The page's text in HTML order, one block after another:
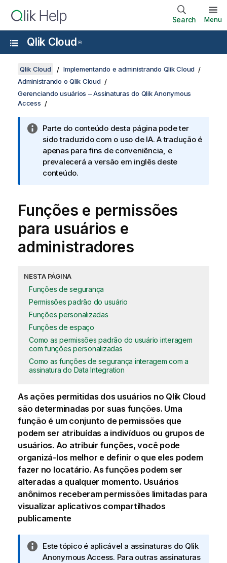
Search Menu
Qlik Cloud ®
Qlik Cloud
Implementando e administrando Qlik Cloud
Administrando o Qlik Cloud
Gerenciando usuários – Assinaturas do Qlik Anonymous
Access
Parte do conteúdo desta página pode ter
sido traduzido com o uso de IA. A tradução é
apenas para fins de conveniência, e
prevalecerá a versão em inglês deste
conteúdo.
Funções e permissões
para usuários e
administradores
NESTA PÁGINA
Funções de segurança
Permissões padrão do usuário
Funções personalizadas
Funções de espaço
Como as permissões padrão do usuário interagem
com funções personalizadas
Como as funções de segurança interagem com a
assinatura do Data Integration
As ações permitidas dos usuários no Qlik Cloud
são determinadas por suas funções. Uma
função é um conjunto de permissões que
podem ser atribuídas a indivíduos ou grupos de
usuários. Ao atribuir funções, você pode
organizá-los melhor e definir o que eles podem
fazer no locatário. As funções podem ser
alteradas a qualquer momento. Usuários
anônimos receberam permissões limitadas para
visualizar aplicativos compartilhados
publicamente
N
o
Este tópico é aplicável a assinaturas do Qlik
Anonymous Access. Para outras assinaturas